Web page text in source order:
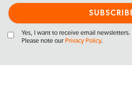
Yes, I want to receive email
Please note our Privacy Policy.